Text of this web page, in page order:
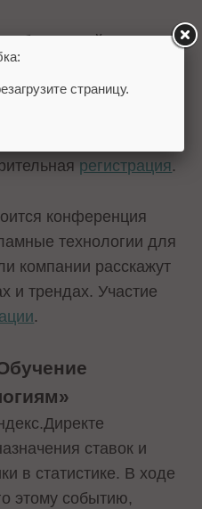
пройдет
по Яндекс.Маркету».
еще не работал с
регистрация .
конференция
технологии для
компании расскажут
и трендах. Участие
.
ставок и
в статистике. В ходе
этому событию,
страницу.